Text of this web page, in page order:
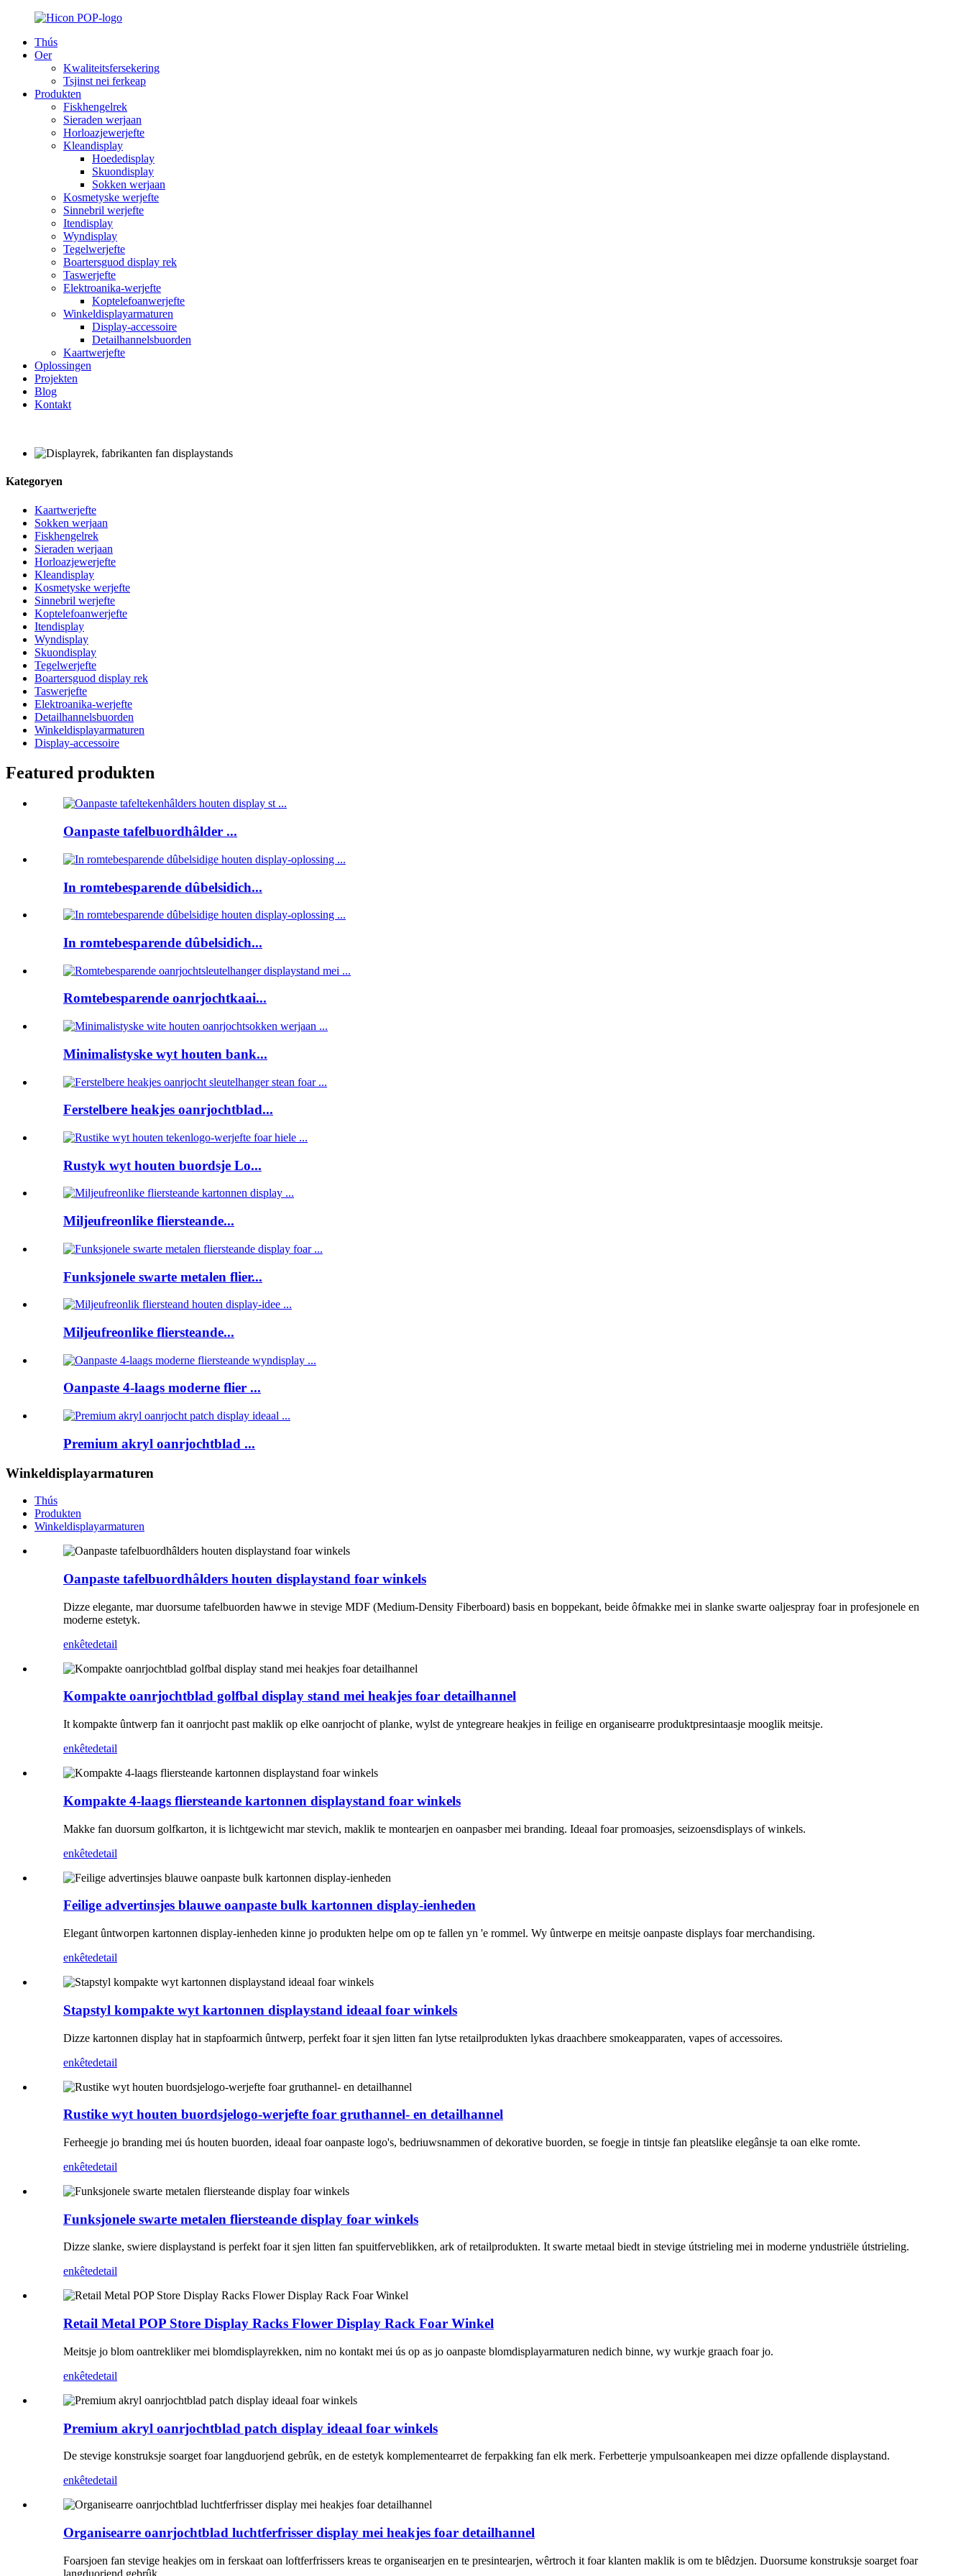
Thús
Oer
Kwaliteitsfersekering
Tsjinst nei ferkeap
Produkten
Fiskhengelrek
Sieraden werjaan
Horloazjewerjefte
Kleandisplay
Hoededisplay
Skuondisplay
Sokken werjaan
Kosmetyske werjefte
Sinnebril werjefte
Itendisplay
Wyndisplay
Tegelwerjefte
Boartersguod display rek
Taswerjefte
Elektroanika-werjefte
Koptelefoanwerjefte
Winkeldisplayarmaturen
Display-accessoire
Detailhannelsbuorden
Kaartwerjefte
Oplossingen
Projekten
Blog
Kontakt
Kategoryen
Kaartwerjefte
Sokken werjaan
Fiskhengelrek
Sieraden werjaan
Horloazjewerjefte
Kleandisplay
Kosmetyske werjefte
Sinnebril werjefte
Koptelefoanwerjefte
Itendisplay
Wyndisplay
Skuondisplay
Tegelwerjefte
Boartersguod display rek
Taswerjefte
Elektroanika-werjefte
Detailhannelsbuorden
Winkeldisplayarmaturen
Display-accessoire
Featured produkten
Oanpaste tafelbuordhâlder ...
In romtebesparende dûbelsidich...
In romtebesparende dûbelsidich...
Romtebesparende oanrjochtkaai...
Minimalistyske wyt houten bank...
Ferstelbere heakjes oanrjochtblad...
Rustyk wyt houten buordsje Lo...
Miljeufreonlike fliersteande...
Funksjonele swarte metalen flier...
Miljeufreonlike fliersteande...
Oanpaste 4-laags moderne flier ...
Premium akryl oanrjochtblad ...
Winkeldisplayarmaturen
Thús
Produkten
Winkeldisplayarmaturen
Oanpaste tafelbuordhâlders houten displaystand foar winkels
Dizze elegante, mar duorsume tafelbuorden hawwe in stevige MDF (Medium-Density Fiberboard) basis en boppekant, beide ôfmakke mei in slanke swarte oaljespray foar in profesjonele en
moderne estetyk.
enkêtedetail
Kompakte oanrjochtblad golfbal display stand mei heakjes foar detailhannel
It kompakte ûntwerp fan it oanrjocht past maklik op elke oanrjocht of planke, wylst de yntegreare heakjes in feilige en organisearre produktpresintaasje mooglik meitsje.
enkêtedetail
Kompakte 4-laags fliersteande kartonnen displaystand foar winkels
Makke fan duorsum golfkarton, it is lichtgewicht mar stevich, maklik te montearjen en oanpasber mei branding. Ideaal foar promoasjes, seizoensdisplays of winkels.
enkêtedetail
Feilige advertinsjes blauwe oanpaste bulk kartonnen display-ienheden
Elegant ûntworpen kartonnen display-ienheden kinne jo produkten helpe om op te fallen yn 'e rommel. Wy ûntwerpe en meitsje oanpaste displays foar merchandising.
enkêtedetail
Stapstyl kompakte wyt kartonnen displaystand ideaal foar winkels
Dizze kartonnen display hat in stapfoarmich ûntwerp, perfekt foar it sjen litten fan lytse retailprodukten lykas draachbere smokeapparaten, vapes of accessoires.
enkêtedetail
Rustike wyt houten buordsjelogo-werjefte foar gruthannel- en detailhannel
Ferheegje jo branding mei ús houten buorden, ideaal foar oanpaste logo's, bedriuwsnammen of dekorative buorden, se foegje in tintsje fan pleatslike elegânsje ta oan elke romte.
enkêtedetail
Funksjonele swarte metalen fliersteande display foar winkels
Dizze slanke, swiere displaystand is perfekt foar it sjen litten fan spuitferveblikken, ark of retailprodukten. It swarte metaal biedt in stevige útstrieling mei in moderne yndustriële útstrieling.
enkêtedetail
Retail Metal POP Store Display Racks Flower Display Rack Foar Winkel
Meitsje jo blom oantrekliker mei blomdisplayrekken, nim no kontakt mei ús op as jo oanpaste blomdisplayarmaturen nedich binne, wy wurkje graach foar jo.
enkêtedetail
Premium akryl oanrjochtblad patch display ideaal foar winkels
De stevige konstruksje soarget foar langduorjend gebrûk, en de estetyk komplementearret de ferpakking fan elk merk. Ferbetterje ympulsoankeapen mei dizze opfallende displaystand.
enkêtedetail
Organisearre oanrjochtblad luchtferfrisser display mei heakjes foar detailhannel
Foarsjoen fan stevige heakjes om in ferskaat oan loftferfrissers kreas te organisearjen en te presintearjen, wêrtroch it foar klanten maklik is om te blêdzjen. Duorsume konstruksje soarget foar
langduorjend gebrûk.